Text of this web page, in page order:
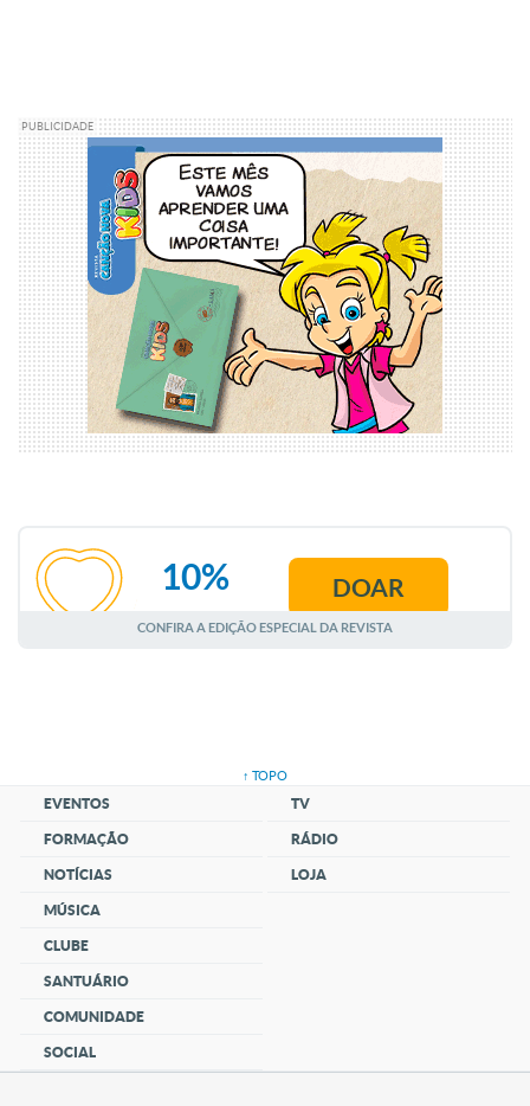
PUBLICIDADE
AGOSTO
10% DOAR
CONFIRA A EDIÇÃO ESPECIAL DA REVISTA
↑ TOPO
EVENTOS
FORMAÇÃO
NOTÍCIAS
MÚSICA
CLUBE
SANTUÁRIO
COMUNIDADE
SOCIAL
TV
RÁDIO
LOJA